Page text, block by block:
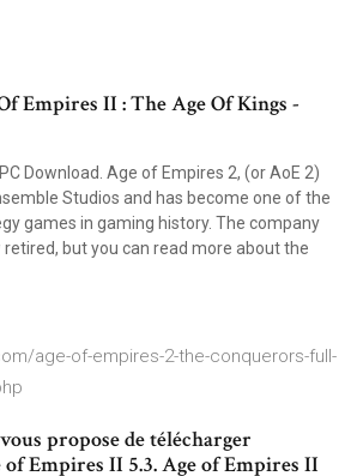
Empires II : The Age Of Kings -
Download. Age of Empires 2, (or AoE 2)
Studios and has become one of the
games in gaming history. The company
but you can read more about the
age-of-empires-2-the-conquerors-full-
propose de télécharger
Empires II 5.3. Age of Empires II